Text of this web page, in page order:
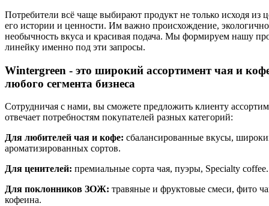
Потребители всё чаще выбирают продукт не только исходя из
его истории и ценности. Им важно происхождение,
необычность вкуса и красивая подача. Мы формируем нашу
линейку именно под эти запросы.
Wintergreen - это широкий ассортимент чая и
любого сегмента бизнеса
Сотрудничая с нами, вы сможете предложить клиенту
отвечает потребностям покупателей разных категорий:
Для любителей чая и кофе: сбалансированные вкусы,
ароматизированных сортов.
Для ценителей: премиальные сорта чая, пуэры, Specialty coffee.
Для поклонников ЗОЖ: травяные и фруктовые смеси, фито
кофеина.